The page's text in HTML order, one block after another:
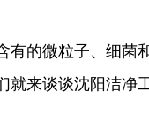
的微粒子、细菌
来谈谈沈阳洁净